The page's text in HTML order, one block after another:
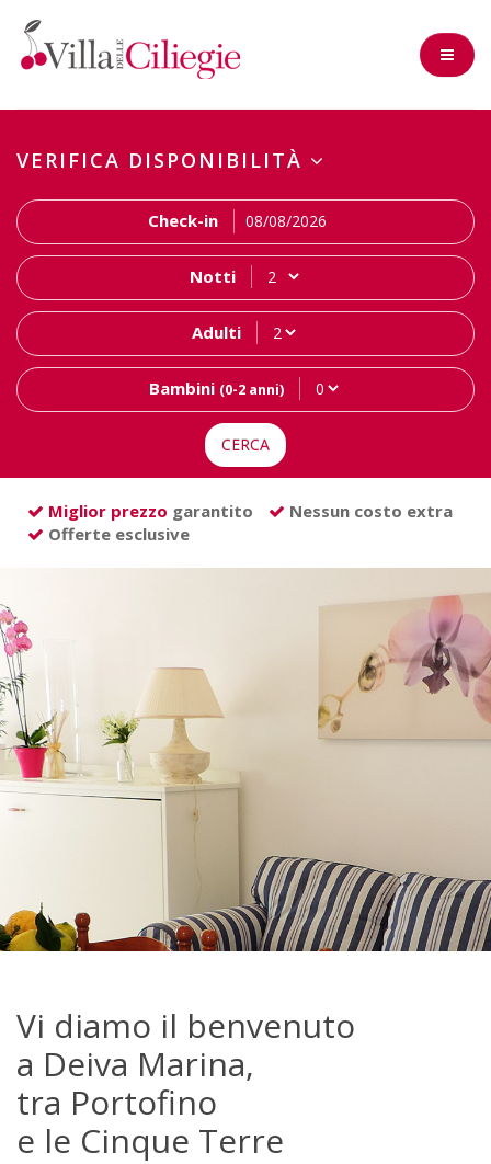
VERIFICA DISPONIBILITÀ
Check-in
Notti
Adulti
Bambini (0-2 anni)
Miglior prezzo garantito
Nessun costo extra
Offerte esclusive
Vi diamo il benvenuto
a Deiva Marina,
tra Portofino
e le Cinque Terre